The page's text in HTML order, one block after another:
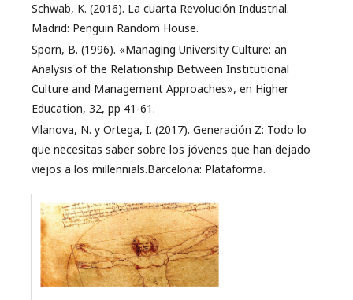
Schwab, K. (2016). La cuarta Revolución Industrial.
Madrid: Penguin Random House.
Sporn, B. (1996). «Managing University Culture: an
Analysis of the Relationship Between Institutional
Culture and Management Approaches», en Higher
Education, 32, pp 41-61.
Vilanova, N. y Ortega, I. (2017). Generación Z: Todo lo
que necesitas saber sobre los jóvenes que han dejado
viejos a los millennials.Barcelona: Plataforma.